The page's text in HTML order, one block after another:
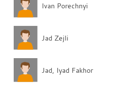
Ivan Porechnyi
Jad Zejli
Jad, Iyad Fakhor